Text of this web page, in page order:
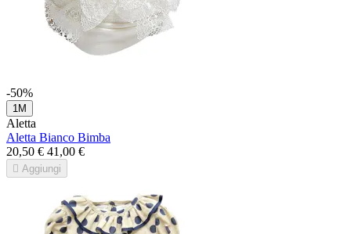
-50%
1M
Aletta
Aletta Bianco Bimba
20,50 € 41,00 €
 Aggiungi